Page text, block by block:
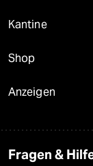
Kantine
Shop
Anzeigen
Fragen &